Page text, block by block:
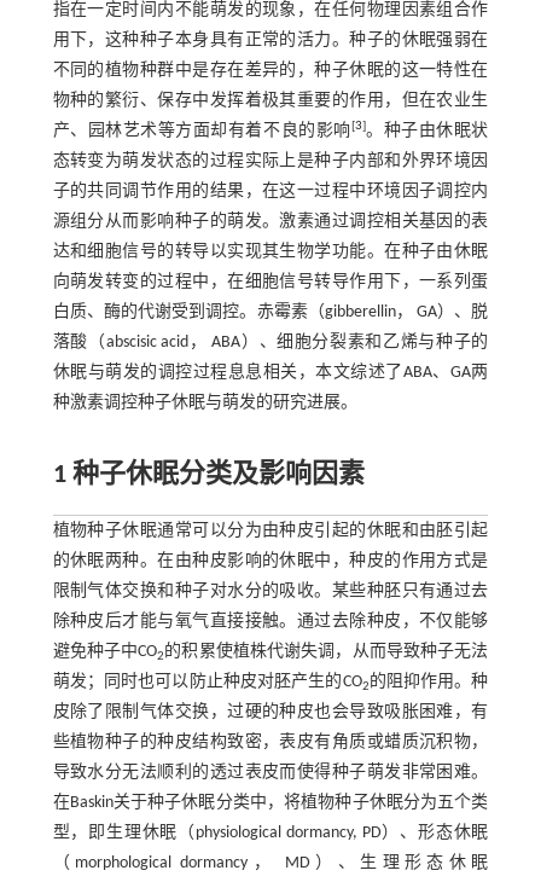
指在一定时间内不能萌发的现象，在任何物理因素组合作
用下，这种种子本身具有正常的活力。种子的休眠强弱在
不同的植物种群中是存在差异的，种子休眠的这一特性在
物种的繁衍、保存中发挥着极其重要的作用，但在农业生
产、园林艺术等方面却有着不良的影响 [3]。种子由休眠状
态转变为萌发状态的过程实际上是种子内部和外界环境因
子的共同调节作用的结果，在这一过程中环境因子调控内
源组分从而影响种子的萌发。激素通过调控相关基因的表
达和细胞信号的转导以实现其生物学功能。在种子由休眠
向萌发转变的过程中，在细胞信号转导作用下，一系列蛋
白质、酶的代谢受到调控。赤霉素（gibberellin， GA）、脱
落酸（abscisic acid， ABA）、细胞分裂素和乙烯与种子的
休眠与萌发的调控过程息息相关，本文综述了ABA、GA两
种激素调控种子休眠与萌发的研究进展。
1 种子休眠分类及影响因素
植物种子休眠通常可以分为由种皮引起的休眠和由胚引起
的休眠两种。在由种皮影响的休眠中，种皮的作用方式是
限制气体交换和种子对水分的吸收。某些种胚只有通过去
除种皮后才能与氧气直接接触。通过去除种皮，不仅能够
避免种子中CO2 的积累使植株代谢失调，从而导致种子无法
萌发；同时也可以防止种皮对胚产生的CO2 的阻抑作用。种
皮除了限制气体交换，过硬的种皮也会导致吸胀困难，有
些植物种子的种皮结构致密，表皮有角质或蜡质沉积物，
导致水分无法顺利的透过表皮而使得种子萌发非常困难。
在Baskin关于种子休眠分类中，将植物种子休眠分为五个类
型，即生理休眠（physiological dormancy, PD）、形态休眠
（morphological dormancy， MD）、生理形态休眠